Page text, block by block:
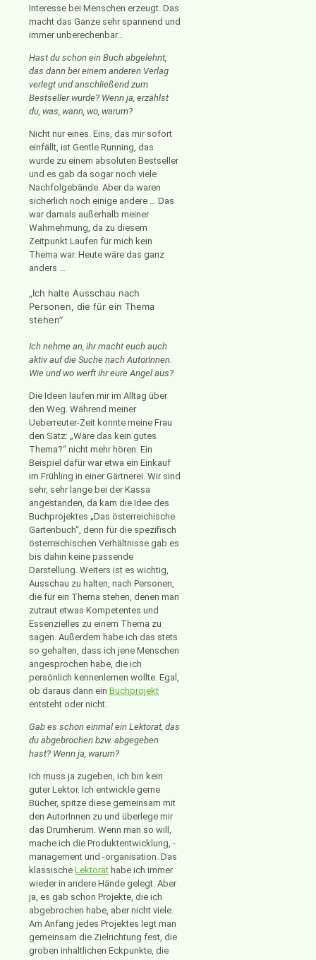
Interesse bei Menschen erzeugt. Das
macht das Ganze sehr spannend und
immer unberechenbar…
Hast du schon ein Buch abgelehnt,
das dann bei einem anderen Verlag
verlegt und anschließend zum
Bestseller wurde? Wenn ja, erzählst
du, was, wann, wo, warum?
Nicht nur eines. Eins, das mir sofort
einfällt, ist Gentle Running, das
wurde zu einem absoluten Bestseller
und es gab da sogar noch viele
Nachfolgebände. Aber da waren
sicherlich noch einige andere … Das
war damals außerhalb meiner
Wahrnehmung, da zu diesem
Zeitpunkt Laufen für mich kein
Thema war. Heute wäre das ganz
anders …
„Ich halte Ausschau nach
Personen, die für ein Thema
stehen“
Ich nehme an, ihr macht euch auch
aktiv auf die Suche nach AutorInnen.
Wie und wo werft ihr eure Angel aus?
Die Ideen laufen mir im Alltag über
den Weg. Während meiner
Ueberreuter-Zeit konnte meine Frau
den Satz: „Wäre das kein gutes
Thema?“ nicht mehr hören. Ein
Beispiel dafür war etwa ein Einkauf
im Frühling in einer Gärtnerei. Wir sind
sehr, sehr lange bei der Kassa
angestanden, da kam die Idee des
Buchprojektes „Das österreichische
Gartenbuch“, denn für die spezifisch
österreichischen Verhältnisse gab es
bis dahin keine passende
Darstellung. Weiters ist es wichtig,
Ausschau zu halten, nach Personen,
die für ein Thema stehen, denen man
zutraut etwas Kompetentes und
Essenzielles zu einem Thema zu
sagen. Außerdem habe ich das stets
so gehalten, dass ich jene Menschen
angesprochen habe, die ich
persönlich kennenlernen wollte. Egal,
ob daraus dann ein Buchprojekt
entsteht oder nicht.
Gab es schon einmal ein Lektorat, das
du abgebrochen bzw. abgegeben
hast? Wenn ja, warum?
Ich muss ja zugeben, ich bin kein
guter Lektor. Ich entwickle gerne
Bücher, spitze diese gemeinsam mit
den AutorInnen zu und überlege mir
das Drumherum. Wenn man so will,
mache ich die Produktentwicklung, -
management und -organisation. Das
klassische Lektorat habe ich immer
wieder in andere Hände gelegt. Aber
ja, es gab schon Projekte, die ich
abgebrochen habe, aber nicht viele.
Am Anfang jedes Projektes legt man
gemeinsam die Zielrichtung fest, die
groben inhaltlichen Eckpunkte, die